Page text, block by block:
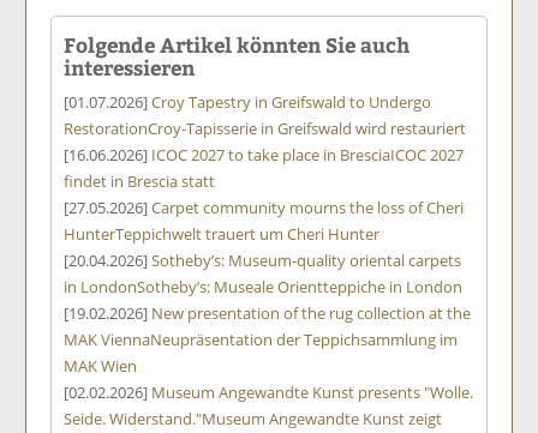
Folgende Artikel könnten Sie auch
interessieren
[01.07.2026]Croy Tapestry in Greifswald to Undergo
RestorationCroy-Tapisserie in Greifswald wird restauriert
[16.06.2026] ICOC 2027 to take place in BresciaICOC 2027
findet in Brescia statt
[27.05.2026]Carpet community mourns the loss of Cheri
HunterTeppichwelt trauert um Cheri Hunter
[20.04.2026]Sotheby’s: Museum-quality oriental carpets
in LondonSotheby’s: Museale Orientteppiche in London
[19.02.2026] New presentation of the rug collection at the
MAK ViennaNeupräsentation der Teppichsammlung im
MAK Wien
[02.02.2026] Museum Angewandte Kunst presents "Wolle.
Seide. Widerstand."Museum Angewandte Kunst zeigt